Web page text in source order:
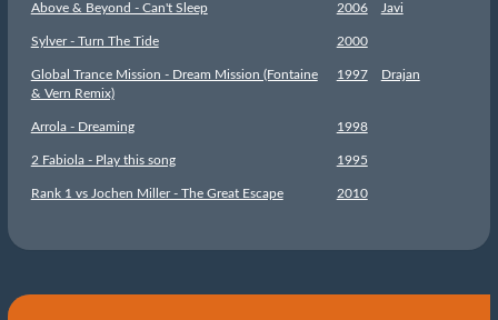
Above & Beyond - Can't Sleep 2006 Javi
Sylver - Turn The Tide 2000
Global Trance Mission - Dream Mission (Fontaine
& Vern Remix)
1997 Drajan
Arrola - Dreaming 1998
2 Fabiola - Play this song 1995
Rank 1 vs Jochen Miller - The Great Escape 2010